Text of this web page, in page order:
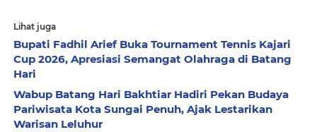
Lihat juga
Bupati Fadhil Arief Buka Tournament Tennis Kajari
Cup 2026, Apresiasi Semangat Olahraga di Batang
Hari
Wabup Batang Hari Bakhtiar Hadiri Pekan Budaya
Pariwisata Kota Sungai Penuh, Ajak Lestarikan
Warisan Leluhur